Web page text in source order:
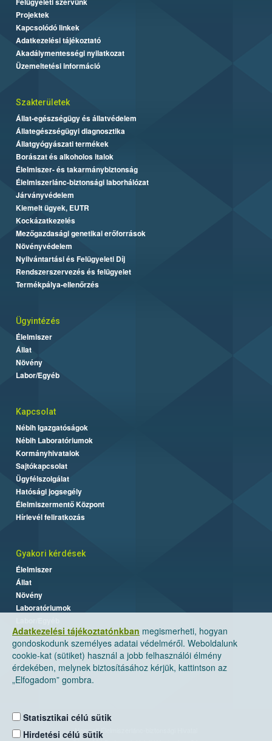
Adatkezelési tájékoztatónkban megismerheti, hogyan
gondoskodunk személyes adatai védelméről. Weboldalunk
cookie-kat (sütiket) használ a jobb felhasználói élmény
érdekében, melynek biztosításához kérjük, kattintson az
„Elfogadom” gombra.
Statisztikai célú sütik
Hirdetési célú sütik
Projektek
Kapcsolódó linkek
Adatkezelési tájékoztató
Akadálymentességi nyilatkozat
Üzemeltetési információ
Szakterületek
Állat-egészségügy és állatvédelem
Állategészségügyi diagnosztika
Állatgyógyászati termékek
Borászat és alkoholos italok
Élelmiszer- és takarmánybiztonság
Élelmiszerlánc-biztonsági laborhálózat
Járványvédelem
Kiemelt ügyek, EUTR
Kockázatkezelés
Mezőgazdasági genetikai erőforrások
Növényvédelem
Nyilvántartási és Felügyeleti Díj
Rendszerszervezés és felügyelet
Termékpálya-ellenőrzés
Ügyintézés
Élelmiszer
Állat
Növény
Labor/Egyéb
Kapcsolat
Nébih Igazgatóságok
Nébih Laboratóriumok
Kormányhivatalok
Sajtókapcsolat
Ügyfélszolgálat
Hatósági jogsegély
Élelmiszermentő Központ
Hírlevél feliratkozás
Gyakori kérdések
Élelmiszer
Állat
Növény
Laboratóriumok
Nemzeti Élelmiszerlánc-biztonsági Hivatal